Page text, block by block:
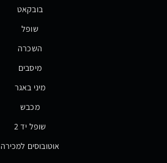
בובקאט
שופל
השכרה
מיסבים
מיני באגר
מכבש
שופל יד 2
אוטובוסים למכירה